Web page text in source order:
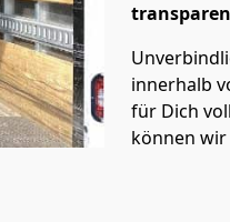
innerhalb
für Dich
können